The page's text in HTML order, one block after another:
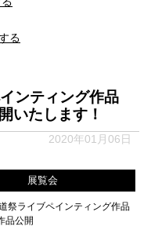
る
ンティング作品
いたします！
2020年01月06日
展覧会
祭ライブペインティング作品
品公開